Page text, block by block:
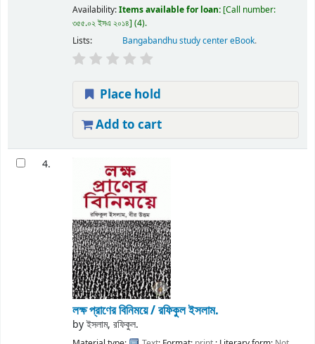
Availability:Items available for loan: Call number:
৩৫৫.০২ ইসএ ২০১৪ (4).
Lists:
Bangabandhu study center eBook.
Place hold
Add to cart
4.
লক্ষ প্রাণের বিনিময়ে /রফিকুল ইসলাম.
byইসলাম, রফিকুল.